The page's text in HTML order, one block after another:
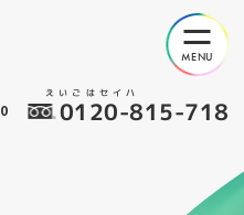
えいごはセイハ
0120-815-718